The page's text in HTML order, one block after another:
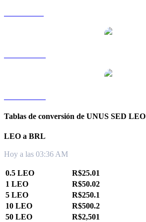
Tablas de conversión de UNUS SED LEO
LEO a BRL
Hoy a las 03:36 AM
0.5 LEO
R$25.01
1 LEO
R$50.02
5 LEO
R$250.1
10 LEO
R$500.2
50 LEO
R$2,501